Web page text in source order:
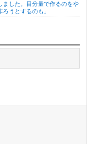
ました。目分量で作るのをや
うとするのも」